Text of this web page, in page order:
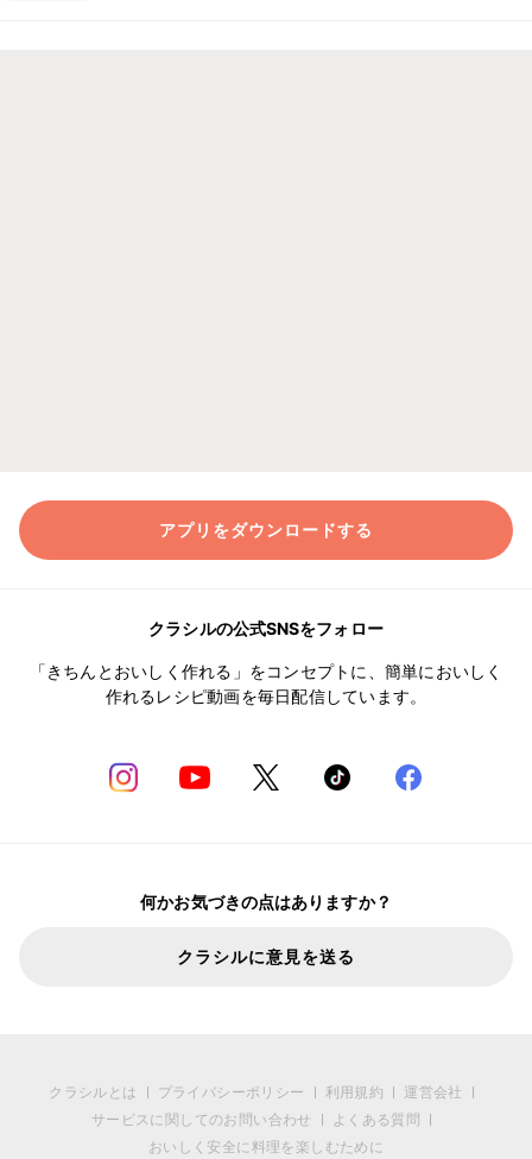
アプリをダウンロードする
クラシルの公式SNSをフォロー
「きちんとおいしく作れる」をコンセプトに、簡単においしく
作れるレシピ動画を毎日配信しています。
何かお気づきの点はありますか？
クラシルに意見を送る
クラシルとは プライバシーポリシー 利用規約
運営会社
サービスに関してのお問い合わせ
よくある質問
おいしく安全に料理を楽しむために